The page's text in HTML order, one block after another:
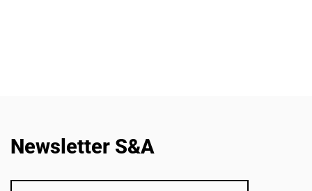
Newsletter S&A